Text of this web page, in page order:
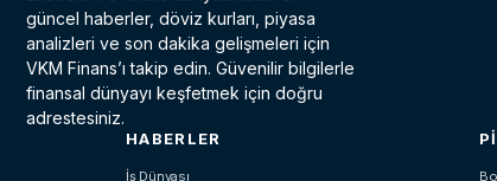
güncel haberler, döviz kurları, piyasa
analizleri ve son dakika gelişmeleri için
VKM Finans’ı takip edin. Güvenilir bilgilerle
finansal dünyayı keşfetmek için doğru
adrestesiniz.
HABERLER
İş Dünyası